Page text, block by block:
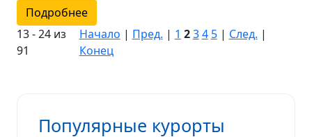
Подробнее
13 - 24 из
91
Начало | Пред. | 1 234 5| След. |
Конец
Популярные курорты